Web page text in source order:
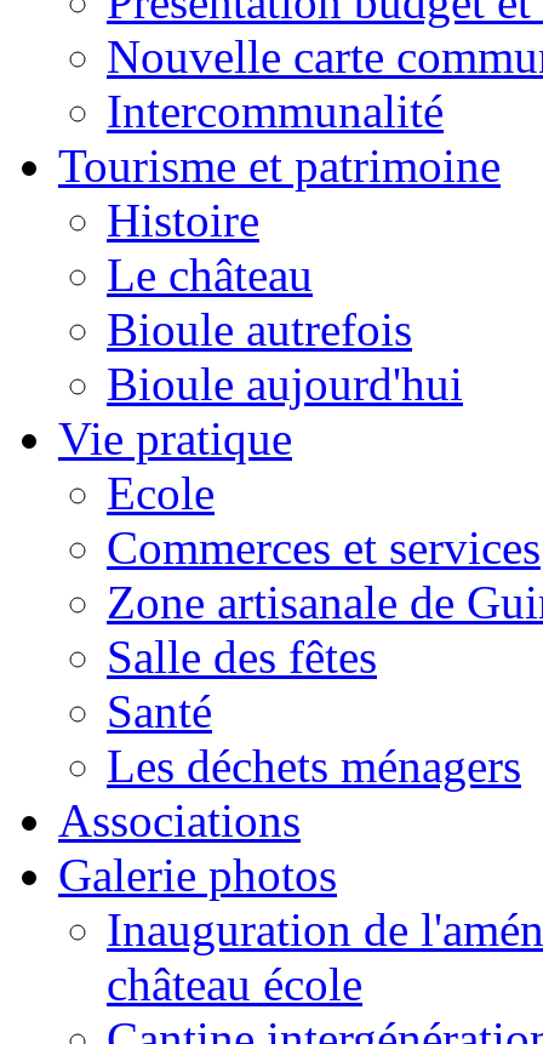
Nouvelle carte
Intercommunalité
Tourisme et patrimoine
Histoire
Le château
Bioule autrefois
Bioule aujourd'hui
Vie pratique
Ecole
Commerces et services
Zone artisanale de
Salle des fêtes
Santé
Les déchets ménagers
Associations
Galerie photos
Inauguration de
château école